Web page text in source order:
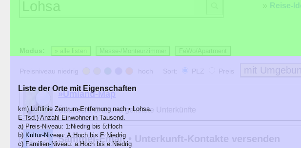
» Reise-
Modus: » alle listen
Preisniveau niedrig hoch Sort: PLZ Preis mit
»Umland-Map
Übersicht Orte und gelistete Unterkünfte
Sammel-Email • Unterkunft-Kontakte versenden
Liste der Orte mit Eigenschaften
km) Luftlinie Zentrum-Entfernung nach • Lohsa.
E-Tsd.) Anzahl Einwohner in Tausend.
a) Preis-Niveau: 1:Niedrig bis 5:Hoch
b) Kultur-Niveau: A:Hoch bis E:Niedrig
c) Familien-Niveau: a:Hoch bis e:Niedrig